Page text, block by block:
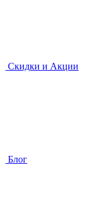
Скидки и Акции
Блог